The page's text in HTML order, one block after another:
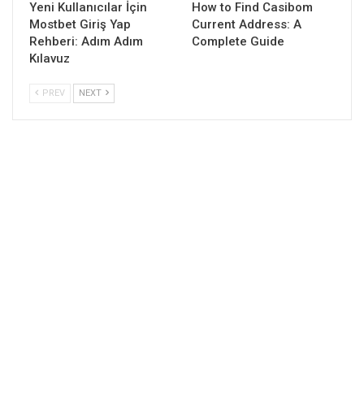
Yeni Kullanıcılar İçin
Mostbet Giriş Yap
Rehberi: Adım Adım
Kılavuz
How to Find Casibom
Current Address: A
Complete Guide
PREV NEXT